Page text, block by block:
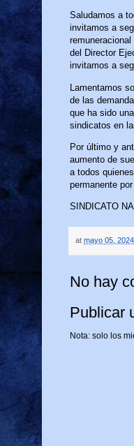
Saludamos a
invitamos a
del Director
invitamos a
Lamentamos
de las
que ha sido
sindicatos en
Por último y
aumento de
a todos
permanente
SINDICATO
at mayo 05, 2024
No hay
Publicar
Nota: solo los